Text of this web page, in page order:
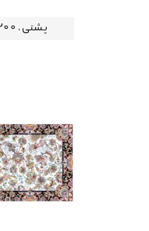
پشتی ، 1200 شانه - P-1211